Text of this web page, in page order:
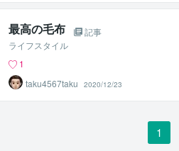
最高の毛布
記事
ライフスタイル
1
taku4567taku
2020/12/23
1